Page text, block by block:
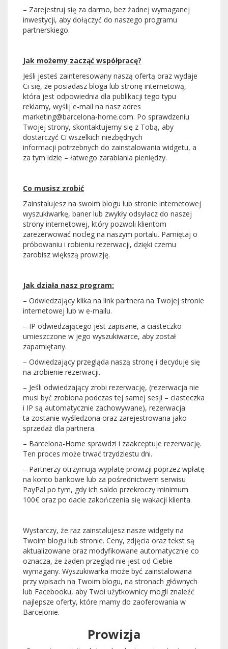
– Zarejestruj się za darmo, bez żadnej wymaganej
inwestycji, aby dołączyć do naszego programu
partnerskiego.
Jak możemy zacząć współpracę?
Jeśli jesteś zainteresowany naszą ofertą oraz wydaje
Ci się, że posiadasz bloga lub stronę internetową,
która jest odpowiednia dla publikacji tego typu
reklamy, wyślij e-mail na nasz adres
marketing@barcelona-home.com. Po sprawdzeniu
Twojej strony, skontaktujemy się z Tobą, aby
dostarczyć Ci wszelkich niezbędnych
informacji potrzebnych do zainstalowania widgetu, a
za tym idzie – łatwego zarabiania pieniędzy.
Co musisz zrobić
Zainstalujesz na swoim blogu lub stronie internetowej
wyszukiwarkę, baner lub zwykły odsyłacz do naszej
strony internetowej, który pozwoli klientom
zarezerwować nocleg na naszym portalu. Pamiętaj o
próbowaniu i robieniu rezerwacji, dzięki czemu
zarobisz większą prowizję.
Jak działa nasz program:
– Odwiedzający klika na link partnera na Twojej stronie
internetowej lub w e-mailu.
– IP odwiedzającego jest zapisane, a ciasteczko
umieszczone w jego wyszukiwarce, aby został
zapamiętany.
– Odwiedzający przegląda naszą stronę i decyduje się
na zrobienie rezerwacji.
– Jeśli odwiedzający zrobi rezerwację, (rezerwacja nie
musi być zrobiona podczas tej samej sesji – ciasteczka
i IP są automatycznie zachowywane), rezerwacja
ta zostanie wyśledzona oraz zarejestrowana jako
sprzedaż dla partnera.
– Barcelona-Home sprawdzi i zaakceptuje rezerwację.
Ten proces może trwać trzydziestu dni.
– Partnerzy otrzymują wypłatę prowizji poprzez wpłatę
na konto bankowe lub za pośrednictwem serwisu
PayPal po tym, gdy ich saldo przekroczy minimum
100€ oraz po dacie zakończenia się wakacji klienta.
Wystarczy, że raz zainstalujesz nasze widgety na
Twoim blogu lub stronie. Ceny, zdjęcia oraz tekst są
aktualizowane oraz modyfikowane automatycznie co
oznacza, że żaden przegląd nie jest od Ciebie
wymagany. Wyszukiwarka może być zainstalowana
przy wpisach na Twoim blogu, na stronach głównych
lub Facebooku, aby Twoi użytkownicy mogli znaleźć
najlepsze oferty, które mamy do zaoferowania w
Barcelonie.
Prowizja